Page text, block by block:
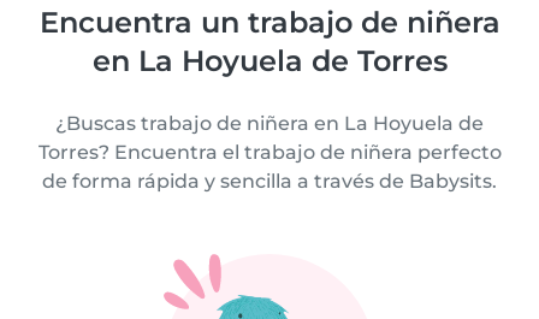
Encuentra un trabajo de niñera
en La Hoyuela de Torres
¿Buscas trabajo de niñera en La Hoyuela de
Torres? Encuentra el trabajo de niñera perfecto
de forma rápida y sencilla a través de Babysits.